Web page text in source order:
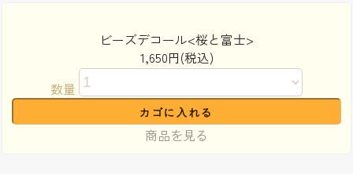
ビーズデコール<桜と富士>
1,650円(税込)
数量
商品を見る